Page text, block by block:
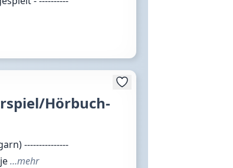
Hörbuch-
---------------
…mehr